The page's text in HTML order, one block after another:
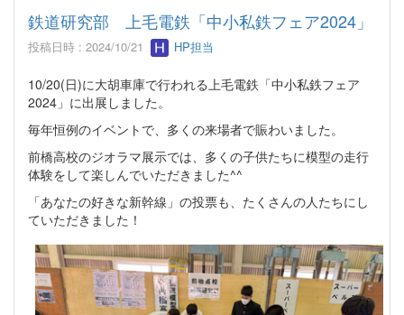
鉄道研究部 上毛電鉄「中小私鉄フェア2024」
投稿日時 : 2024/10/21 HP担当
10/20(日)に大胡車庫で行われる上毛電鉄「中小私鉄フェア
2024」に出展しました。
毎年恒例のイベントで、多くの来場者で賑わいました。
前橋高校のジオラマ展示では、多くの子供たちに模型の走行
体験をして楽しんでいただきました^^
「あなたの好きな新幹線」の投票も、たくさんの人たちにし
ていただきました！